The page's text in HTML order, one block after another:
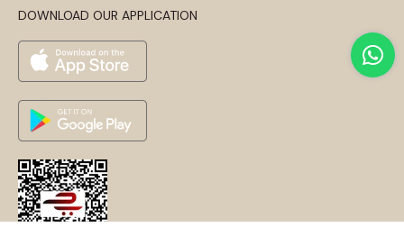
DOWNLOAD OUR APPLICATION